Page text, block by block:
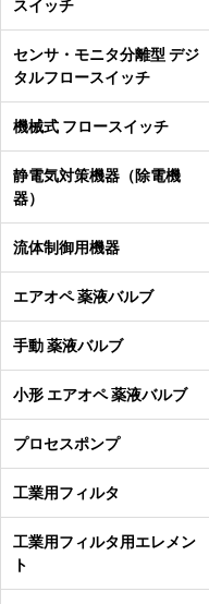
スイッチ
センサ・モニタ分離型 デジ
タルフロースイッチ
機械式 フロースイッチ
静電気対策機器（除電機
器）
流体制御用機器
エアオペ 薬液バルブ
手動 薬液バルブ
小形 エアオペ 薬液バルブ
プロセスポンプ
工業用フィルタ
工業用フィルタ用エレメン
ト